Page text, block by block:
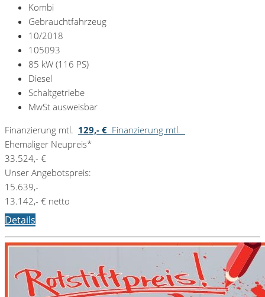
Kombi
Gebrauchtfahrzeug
10/2018
105093
85 kW (116 PS)
Diesel
Schaltgetriebe
MwSt ausweisbar
Finanzierung mtl. 129,- € Finanzierung mtl.
Ehemaliger Neupreis*
33.524,- €
Unser Angebotspreis:
15.639,-
13.142,- € netto
Details